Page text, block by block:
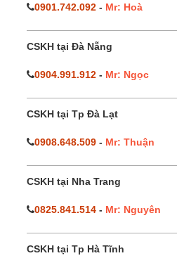
0901.742.092 - Mr: Hoà
CSKH tại Đà Nẵng
0904.991.912 - Mr: Ngọc
CSKH tại Tp Đà Lạt
0908.648.509 - Mr: Thuận
CSKH tại Nha Trang
0825.841.514 - Mr: Nguyên
CSKH tại Tp Hà Tĩnh